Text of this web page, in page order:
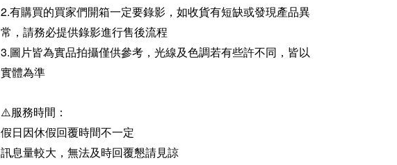
2.有購買的買家們開箱一定要錄影，如收貨有短缺或發現產品異
常，請務必提供錄影進行售後流程
3.圖片皆為實品拍攝僅供參考，光線及色調若有些許不同，皆以
實體為準
⚠️服務時間：
假日因休假回覆時間不一定
訊息量較大，無法及時回覆懇請見諒